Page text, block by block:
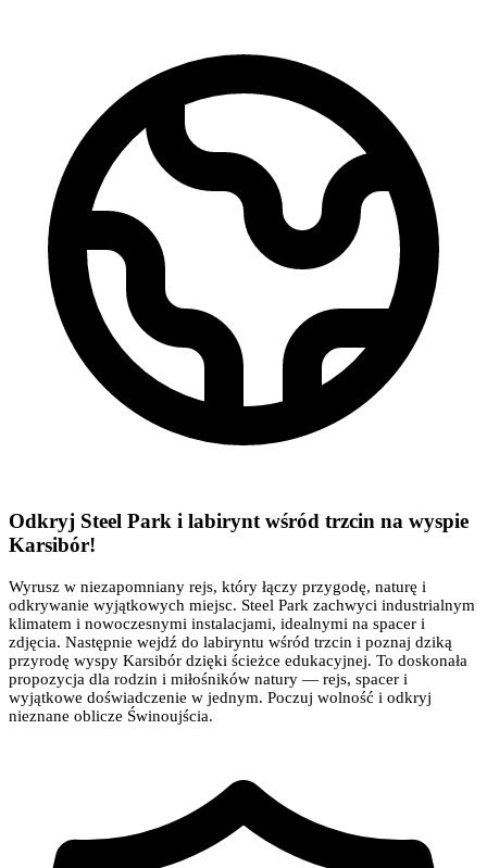
Odkryj Steel Park i labirynt wśród trzcin na wyspie
Karsibór!
Wyrusz w niezapomniany rejs, który łączy przygodę, naturę i
odkrywanie wyjątkowych miejsc. Steel Park zachwyci industrialnym
klimatem i nowoczesnymi instalacjami, idealnymi na spacer i
zdjęcia. Następnie wejdź do labiryntu wśród trzcin i poznaj dziką
przyrodę wyspy Karsibór dzięki ścieżce edukacyjnej. To doskonała
propozycja dla rodzin i miłośników natury — rejs, spacer i
wyjątkowe doświadczenie w jednym. Poczuj wolność i odkryj
nieznane oblicze Świnoujścia.